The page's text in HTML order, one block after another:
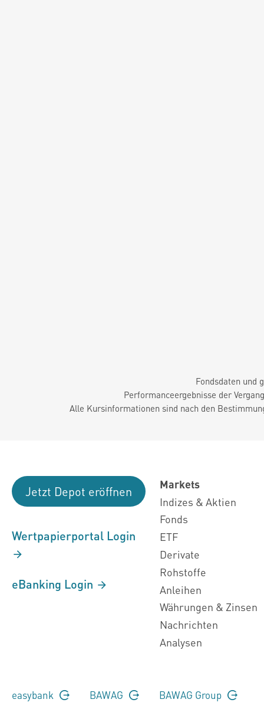
Fondsdaten und
Performanceergebnisse der
Alle Kursinformationen sind nach den
Jetzt Depot eröffnen
Wertpapierportal Login
eBanking Login
Markets
Indizes & Aktien
Fonds
ETF
Derivate
Rohstoffe
Anleihen
Währungen & Zinsen
Nachrichten
Analysen
easybank BAWAG BAWAG Group